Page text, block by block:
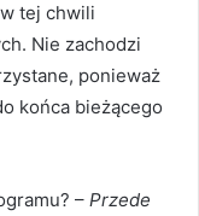
tej chwili
Nie zachodzi
ponieważ
końca bieżącego
– Przede